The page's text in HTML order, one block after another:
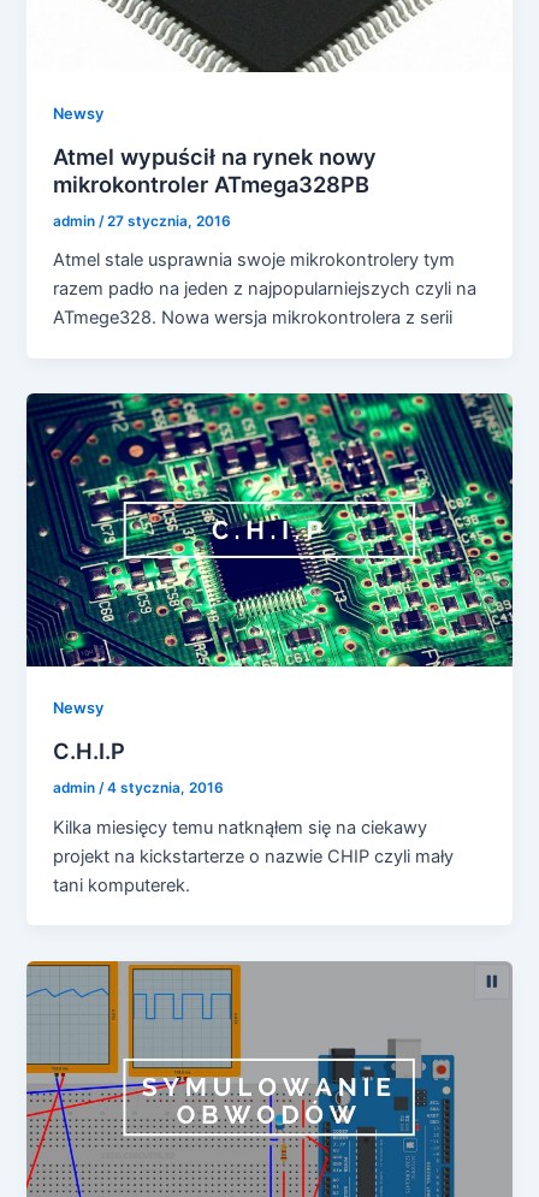
Newsy
Atmel wypuścił na rynek nowy
mikrokontroler ATmega328PB
admin /27 stycznia, 2016
Atmel stale usprawnia swoje mikrokontrolery tym
razem padło na jeden z najpopularniejszych czyli na
ATmege328. Nowa wersja mikrokontrolera z serii
Newsy
C.H.I.P
admin /4 stycznia, 2016
Kilka miesięcy temu natknąłem się na ciekawy
projekt na kickstarterze o nazwie CHIP czyli mały
tani komputerek.